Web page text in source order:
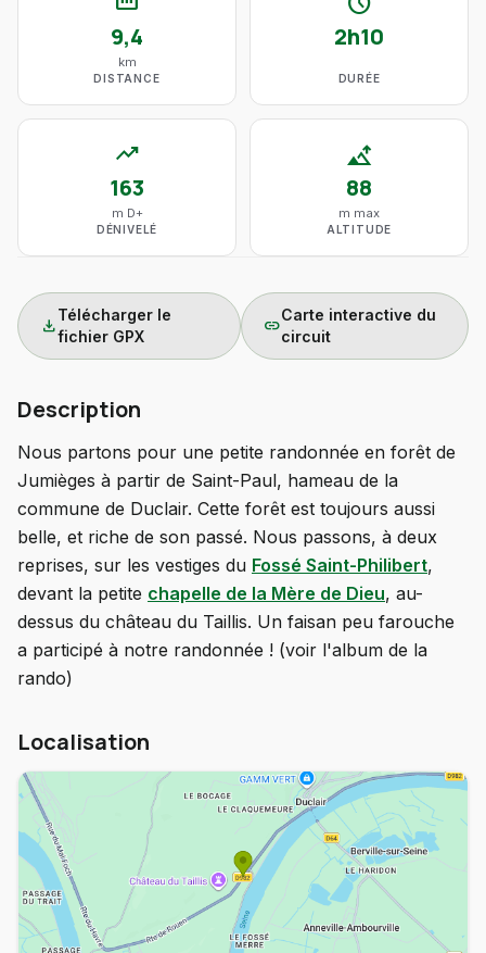
9,4
km
DISTANCE
2h10
DURÉE
trending_up
163
m D+
DÉNIVELÉ
altitude
88
m max
ALTITUDE
download
Télécharger le
fichier GPX
link
Carte interactive du
circuit
Description
Nous partons pour une petite randonnée en forêt de
Jumièges à partir de Saint-Paul, hameau de la
commune de Duclair. Cette forêt est toujours aussi
belle, et riche de son passé. Nous passons, à deux
reprises, sur les vestiges du Fossé Saint-Philibert,
devant la petite chapelle de la Mère de Dieu, au-
dessus du château du Taillis. Un faisan peu farouche
a participé à notre randonnée ! (voir l'album de la
rando)
Localisation